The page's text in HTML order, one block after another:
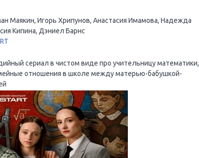
Маякин, Игорь Хрипунов, Анастасия Имамова, Надежда
Кипина, Дэниел Барнс
сериал в чистом виде про учительницу математики,
отношения в школе между матерью-бабушкой-